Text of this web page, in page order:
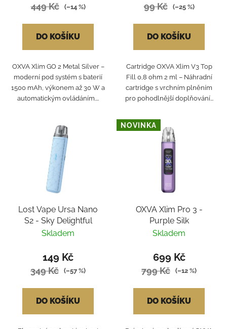
449 Kč (–14 %)
DO KOŠÍKU
OXVA Xlim GO 2 Metal Silver –
moderní pod systém s baterií
1500 mAh, výkonem až 30 W a
automatickým ovládáním....
99 Kč (–25 %)
DO KOŠÍKU
Cartridge OXVA Xlim V3 Top
Fill 0,8 ohm 2 ml – Náhradní
cartridge s vrchním plněním
pro pohodlnější doplňování...
Lost Vape Ursa Nano
S2 - Sky Delightful
Skladem
149 Kč
349 Kč (–57 %)
DO KOŠÍKU
NOVINKA
OXVA Xlim Pro 3 -
Purple Silk
Skladem
699 Kč
799 Kč (–12 %)
DO KOŠÍKU